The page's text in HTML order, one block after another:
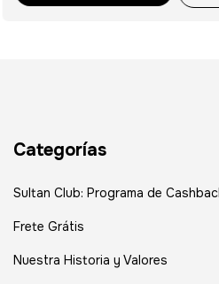
Categorías
Sultan Club: Programa de
Frete Grátis
Nuestra Historia y Valores